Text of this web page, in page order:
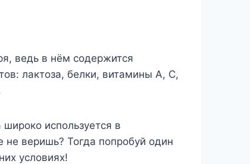
ведь в нём содержится
лактоза, белки, витамины А, С,
используется в
не веришь? Тогда попробуй один
условиях!